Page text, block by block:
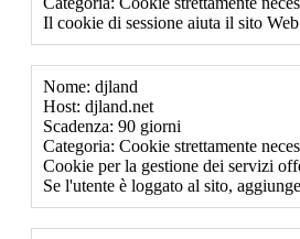
Il cookie di sessione aiuta il sito
Nome: djland
Host: djland.net
Scadenza: 90 giorni
Categoria: Cookie strettamente
Cookie per la gestione dei servizi
Se l'utente è loggato al sito,